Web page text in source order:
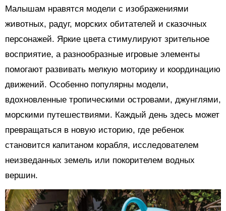
Малышам нравятся модели с изображениями
животных, радуг, морских обитателей и сказочных
персонажей. Яркие цвета стимулируют зрительное
восприятие, а разнообразные игровые элементы
помогают развивать мелкую моторику и координацию
движений. Особенно популярны модели,
вдохновленные тропическими островами, джунглями,
морскими путешествиями. Каждый день здесь может
превращаться в новую историю, где ребенок
становится капитаном корабля, исследователем
неизведанных земель или покорителем водных
вершин.